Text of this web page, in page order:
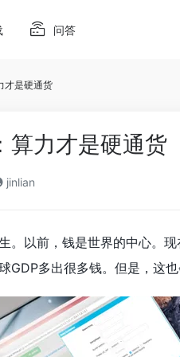
问答
才是硬通货
算力才是硬通货
jinlian
。以前，钱是世界的中心。现
GDP多出很多钱。但是，这